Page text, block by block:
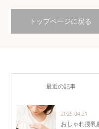
トップページに戻る
最近の記事
2025.04.21
おしゃれ授